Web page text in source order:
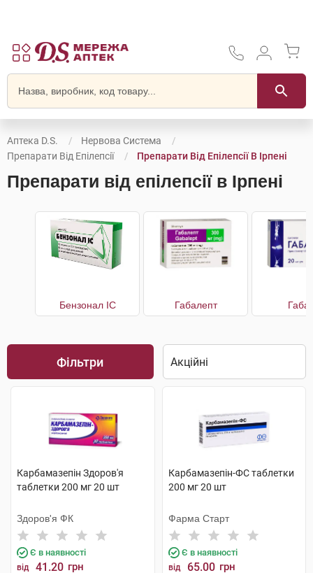
Аптека D.S.
Нервова Система
Препарати Від Епілепсії
Препарати Від Епілепсії В Ірпені
Препарати від епілепсії в Ірпені
Бензонал IC Габалепт
Фільтри
Карбамазепін Здоров'я
таблетки 200 мг 20 шт
Здоров'я ФК
Є в наявності
від 41.20 грн
Карбамазепін-ФС таблетки
200 мг 20 шт
Фарма Старт
Є в наявності
від 65.00 грн